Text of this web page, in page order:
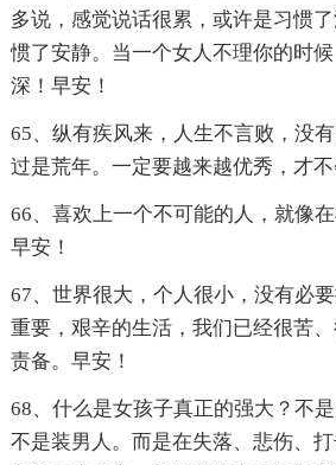
多说，感觉说话很累，或许是习惯
惯了安静。当一个女人不理你的时
深！早安！
65、纵有疾风来，人生不言败，没
过是荒年。一定要越来越优秀，才
66、喜欢上一个不可能的人，就像在
早安！
67、世界很大，个人很小，没有必
重要，艰辛的生活，我们已经很苦
责备。早安！
68、什么是女孩子真正的强大？不
不是装男人。而是在失落、悲伤、